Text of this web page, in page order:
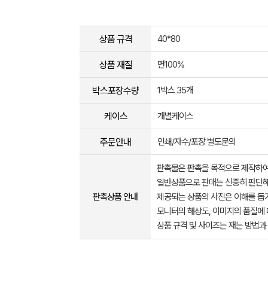
상품 규격 40*80
상품 재질 면100%
박스포장수량 1박스 35개
케이스 개별케이스
주문안내 인쇄/자수/포장 별도문의
판촉상품 안내
판촉물은 판촉을 목적으로 제작하
일반상품으로 판매는 신중히 판단
제공되는 상품의 사진은 이해를
모니터의 해상도, 이미지의 품질
상품 규격 및 사이즈는 재는 방법